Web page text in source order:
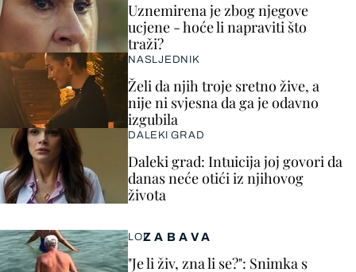
ZABAVA
LOL
"Je li živ, zna li se?": Snimka s
Uznemirena je zbog njegove
ucjene - hoće li napraviti što
traži?
NASLJEDNIK
Želi da njih troje sretno žive, a
nije ni svjesna da ga je odavno
izgubila
DALEKI GRAD
Daleki grad: Intuicija joj govori da
danas neće otići iz njihovog
života